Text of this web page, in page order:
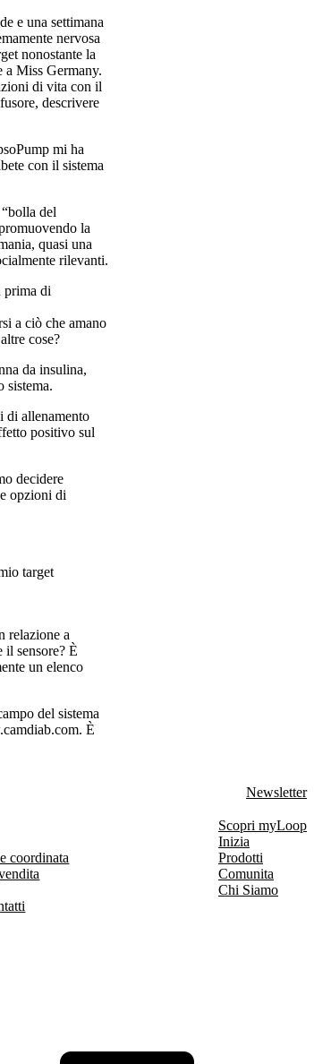
e una settimana
nervosa
nonostante la
a Miss Germany.
di vita con il
descrivere
mi ha
con il sistema
del
la
quasi una
rilevanti.
prima di
a ciò che amano
cose?
da insulina,
sistema.
di allenamento
positivo sul
decidere
opzioni di
target
relazione a
sensore? È
un elenco
del sistema
È
Newsletter
coordinata
Scopri myLoop
Inizia
Prodotti
Comunita
Chi Siamo